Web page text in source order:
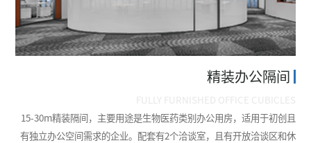
精装办公隔间
FULLY FURNISHED OFFICE CUBICLES
15-30m精装隔间，主要用途是生物医药类别办公用房，适用于初创且
有独立办公空间需求的企业。配套有2个洽谈室，且有开放洽谈区和休